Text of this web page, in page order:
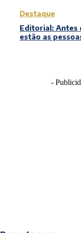
Destaque
Editorial: Antes
estão as
-